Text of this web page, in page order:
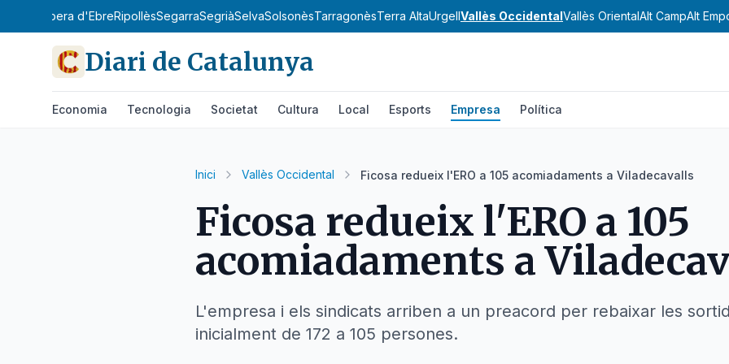
Ribera d'EbreRipollèsSegarraSegriàSelvaSolsonèsTarragonèsTerra AltaUrgellVallès OccidentalVallès OrientalAlt CampAlt
Diari de Catalunya
Economia Tecnologia Societat Cultura Local Esports Empresa Política
Inici Vallès Occidental Ficosa redueix l'ERO a 105 acomiadaments a Viladecavalls
Ficosa redueix l'ERO a 105
acomiadaments a
L'empresa i els sindicats arriben a un preacord per rebaixar les
inicialment de 172 a 105 persones.